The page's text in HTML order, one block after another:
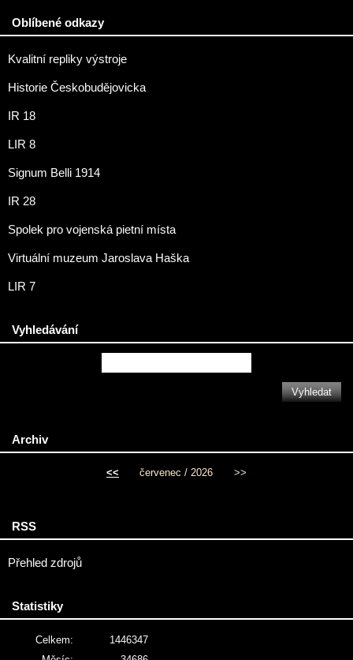
Oblíbené odkazy
Kvalitní repliky výstroje
Historie Českobudějovicka
IR 18
LIR 8
Signum Belli 1914
IR 28
Spolek pro vojenská pietní místa
Virtuální muzeum Jaroslava Haška
LIR 7
Vyhledávání
Archiv
<< červenec / 2026 >>
RSS
Přehled zdrojů
Statistiky
Celkem:
1446347